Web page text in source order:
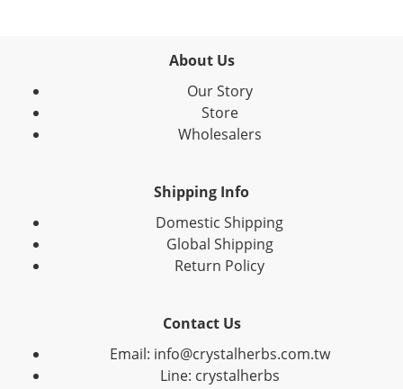
About Us
Our Story
Store
Wholesalers
Shipping Info
Domestic Shipping
Global Shipping
Return Policy
Contact Us
Email: info@crystalherbs.com.tw
Line: crystalherbs